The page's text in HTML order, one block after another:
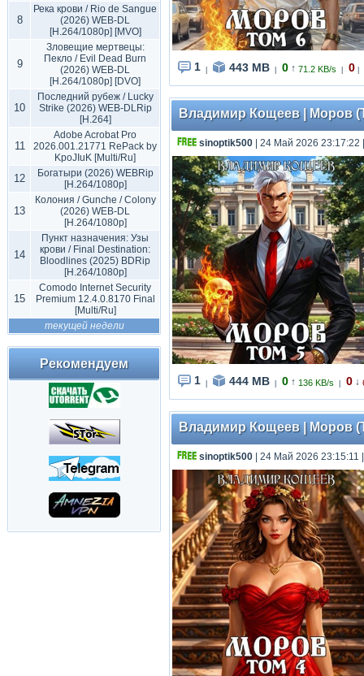
8
Река крови / Rio de Sangue
(2026) WEB-DL
[H.264/1080p] [MVO]
9
Зловещие мертвецы:
Пекло / Evil Dead Burn
(2026) WEB-DL
[H.264/1080p] [DVO]
10
Последний рубеж / Lucky
Strike (2026) WEB-DLRip
[H.264]
11
Adobe Acrobat Pro
2026.001.21771 RePack by
KpoJIuK [Multi/Ru]
12
Богатыри (2026) WEBRip
[H.264/1080p]
13
Колония / Gunche / Colony
(2026) WEB-DL
[H.264/1080p]
14
Пункт назначения: Узы
крови / Final Destination:
Bloodlines (2025) BDRip
[H.264/1080p]
15
Comodo Internet Security
Premium 12.4.0.8170 Final
[Multi/Ru]
текущей недели
Рекомендуем
1 443 MB 0 ↑ 71.2 KB/s 0
Владимир Кощеев | Моров
sinoptik500 | 24 Май 2026 23:17:22
1 444 MB 0 ↑ 136 KB/s 0 ↓
Владимир Кощеев | Моров
sinoptik500 | 24 Май 2026 23:15:11